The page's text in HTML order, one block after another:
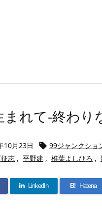
れて-終わり
10月23日  99ジャンクショ
志 , 平野建 , 椎葉よしひろ ,
LinkedIn B! Hatena